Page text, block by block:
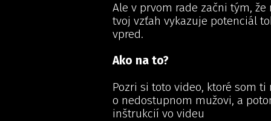
Ale v prvom rade začni tým,
tvoj vzťah vykazuje potenciál
vpred.
Ako na to?
Pozri si toto video, ktoré som ti
o nedostupnom mužovi, a
inštrukcií vo videu